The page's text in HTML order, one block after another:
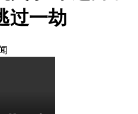
过一劫